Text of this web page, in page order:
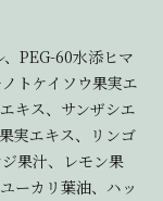
PEG-60水添ヒマ
トケイソウ果実エ
キス、サンザシエ
実エキス、リンゴ
果汁、レモン果
ーカリ葉油、ハッ